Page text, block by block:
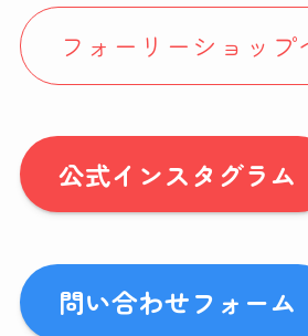
フォーリーショップ
公式インスタグラム
問い合わせフォーム